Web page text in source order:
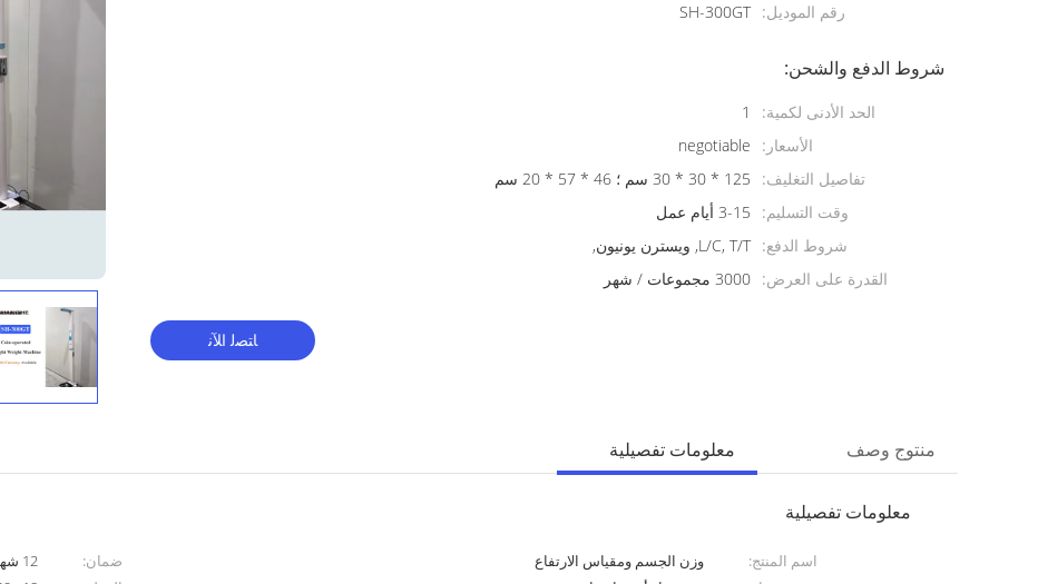
رقم الموديل: SH-300GT
شروط الدفع والشحن:
الحد الأدنى لكمية:
1
الأسعار:
negotiable
تفاصيل التغليف:
125 * 30 * 30 سم ؛ 46 * 57 * 20 سم
وقت التسليم:
3-15 أيام عمل
شروط الدفع: L/C, T/T, ويسترن يونيون,
القدرة على العرض: 3000 مجموعات / شهر
ﺎﺘﺼﻟ ﺍﻶﻧ
معلومات تفصيلية منتوج وصف
معلومات تفصيلية
اسم المنتج: وزن الجسم ومقياس الارتفاع ضمان:
12 شهر